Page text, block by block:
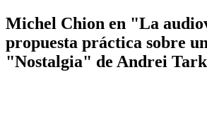
Michel Chion en "La
propuesta práctica sobre
"Nostalgia" de Andrei